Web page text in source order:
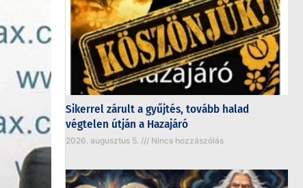
Sikerrel zárult a gyűjtés, tovább halad
végtelen útján a Hazajáró
2026. augusztus 5. Nincs hozzászólás